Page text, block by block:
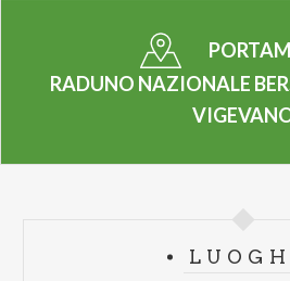
RADUNO NAZIONALE